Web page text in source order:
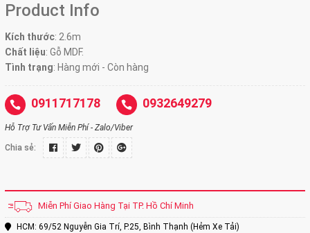
Product Info
Kích thước: 2.6m
Chất liệu: Gỗ MDF.
Tình trạng: Hàng mới - Còn hàng
0911717178 0932649279
Hỗ Trợ Tư Vấn Miễn Phí - Zalo/Viber
Chia sẻ:
Miễn Phí Giao Hàng Tại TP. Hồ Chí Minh
HCM: 69/52 Nguyễn Gia Trí, P.25, Bình Thạnh (Hẻm Xe Tải)